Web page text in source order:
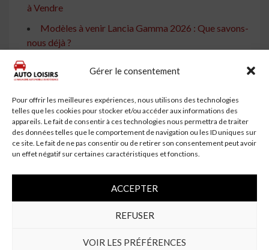
Gérer le consentement
Pour offrir les meilleures expériences, nous utilisons des technologies
telles que les cookies pour stocker et/ou accéder aux informations des
appareils. Le fait de consentir à ces technologies nous permettra de traiter
des données telles que le comportement de navigation ou les ID uniques sur
ce site. Le fait de ne pas consentir ou de retirer son consentement peut avoir
un effet négatif sur certaines caractéristiques et fonctions.
ACCEPTER
REFUSER
VOIR LES PRÉFÉRENCES
à Vendre
Modèles à venir Lancia Gamma 2026 : Que savons-
nous déjà ?
Niveau des Années 50
La Voiture Icône de la Dolce Vita
Stellantis : Une hausse en Italie, mais une seule
voiture domine la production
Kimera K39 : Un Hommage à la Lancia Beta
Pirelli P Zero : La Réédition Limitée pour la Lancia
Delta S4 Stradale
Ferrari Daytona SP3 : Une Exception Qui Redonne
Foi en Maranello